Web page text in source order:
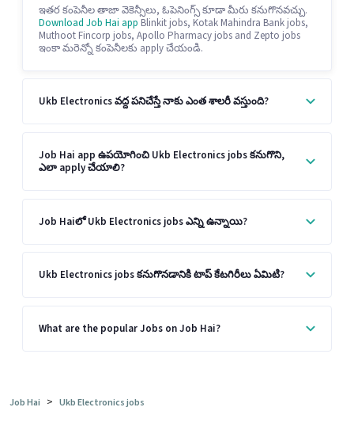
ఇతర కంపెనీల తాజా వెకెన్సీలు, ఓపెనింగ్స్ కూడా మీరు కనుగొనవచ్చు.
Download Job Hai app Blinkit jobs, Kotak Mahindra Bank jobs,
Muthoot Fincorp jobs, Apollo Pharmacy jobs and Zepto jobs
ఇంకా మరెన్నో కంపెనీలకు apply చేయండి.
Ukb Electronics వద్ద పనిచేస్తే నాకు ఎంత శాలరీ వస్తుంది?
Job Hai app ఉపయోగించి Ukb Electronics jobs కనుగొని,
ఎలా apply చేయాలి?
Job Haiలో Ukb Electronics jobs ఎన్ని ఉన్నాయి?
Ukb Electronics jobs కనుగొనడానికి టాప్ కేటగిరీలు ఏమిటి?
What are the popular Jobs on Job Hai?
Job Hai > Ukb Electronics jobs